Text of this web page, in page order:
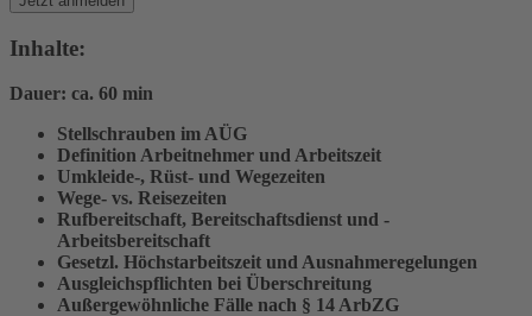
Inhalte:
Dauer: ca. 60 min
Stellschrauben im AÜG
Definition Arbeitnehmer und Arbeitszeit
Umkleide-, Rüst- und Wegezeiten
Wege- vs. Reisezeiten
Rufbereitschaft, Bereitschaftsdienst und ­
Arbeitsbereitschaft
Gesetzl. Höchstarbeitszeit und ­Ausnahmeregelungen
Ausgleichspflichten bei Überschreitung
Außergewöhnliche Fälle nach § 14 ArbZG